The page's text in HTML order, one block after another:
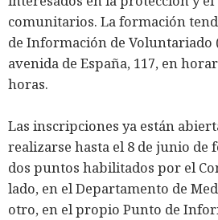
comunitarios. La formación
de Información de Voluntariado
avenida de España, 117, en
horas.
Las inscripciones ya están
realizarse hasta el 8 de junio de
dos puntos habilitados por el
lado, en el Departamento de
otro, en el propio Punto de